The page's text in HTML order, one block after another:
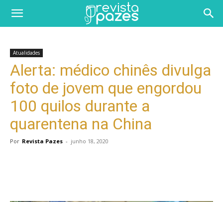
Atualidades
Alerta: médico chinês divulga
foto de jovem que engordou
100 quilos durante a
quarentena na China
Por Revista Pazes - junho 18, 2020